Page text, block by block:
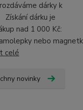
dárky k
dárku je
nad 1 000 Kč:
nebo
celé
novinky